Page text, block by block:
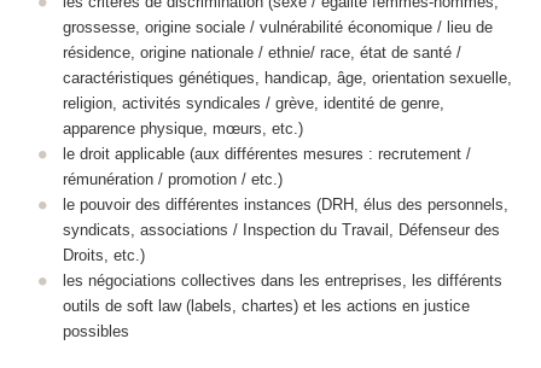
grossesse, origine sociale / vulnérabilité économique / lieu de
résidence, origine nationale / ethnie/ race, état de santé /
caractéristiques génétiques, handicap, âge, orientation sexuelle,
religion, activités syndicales / grève, identité de genre,
apparence physique, mœurs, etc.)
le droit applicable (aux différentes mesures : recrutement /
rémunération / promotion / etc.)
le pouvoir des différentes instances (DRH, élus des personnels,
syndicats, associations / Inspection du Travail, Défenseur des
Droits, etc.)
les négociations collectives dans les entreprises, les différents
outils de soft law (labels, chartes) et les actions en justice
possibles